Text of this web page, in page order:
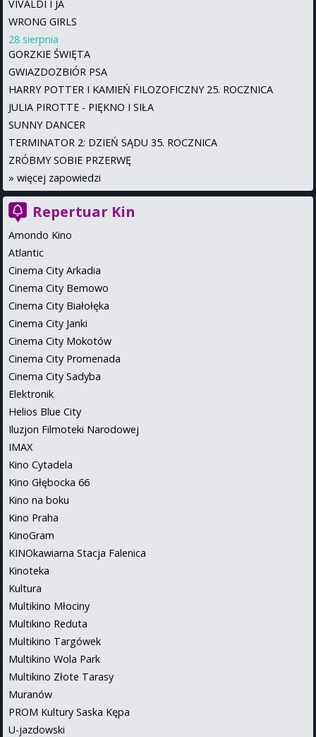
VIVALDI I JA
WRONG GIRLS
28 sierpnia
GORZKIE ŚWIĘTA
GWIAZDOZBIÓR PSA
HARRY POTTER I KAMIEŃ FILOZOFICZNY 25. ROCZNICA
JULIA PIROTTE - PIĘKNO I SIŁA
SUNNY DANCER
TERMINATOR 2: DZIEŃ SĄDU 35. ROCZNICA
ZRÓBMY SOBIE PRZERWĘ
» więcej zapowiedzi
Repertuar Kin
Amondo Kino
Atlantic
Cinema City Arkadia
Cinema City Bemowo
Cinema City Białołęka
Cinema City Janki
Cinema City Mokotów
Cinema City Promenada
Cinema City Sadyba
Elektronik
Helios Blue City
Iluzjon Filmoteki Narodowej
IMAX
Kino Cytadela
Kino Głębocka 66
Kino na boku
Kino Praha
KinoGram
KINOkawiarna Stacja Falenica
Kinoteka
Kultura
Multikino Młociny
Multikino Reduta
Multikino Targówek
Multikino Wola Park
Multikino Złote Tarasy
Muranów
PROM Kultury Saska Kępa
U-jazdowski